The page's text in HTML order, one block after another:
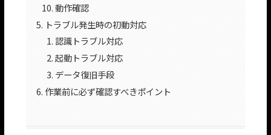
動作確認
トラブル発生時の初動対応
認識トラブル対応
起動トラブル対応
データ復旧手段
作業前に必ず確認すべきポイント